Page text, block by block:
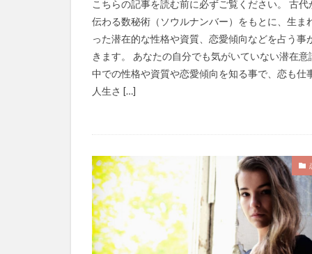
こちらの記事を読む前に必ずご覧ください。 古代
伝わる数秘術（ソウルナンバー）をもとに、生ま
った潜在的な性格や資質、恋愛傾向などを占う事
きます。 あなたの自分でも気がいていない潜在意
中での性格や資質や恋愛傾向を知る事で、恋も仕
人生さ […]